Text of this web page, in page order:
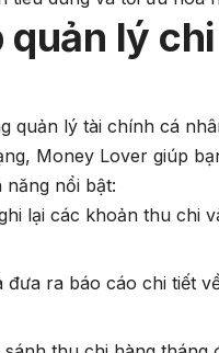
quản lý
quản lý tài chính cá
Money Lover giúp
nổi bật:
lại các khoản thu chi
ra báo cáo chi tiết